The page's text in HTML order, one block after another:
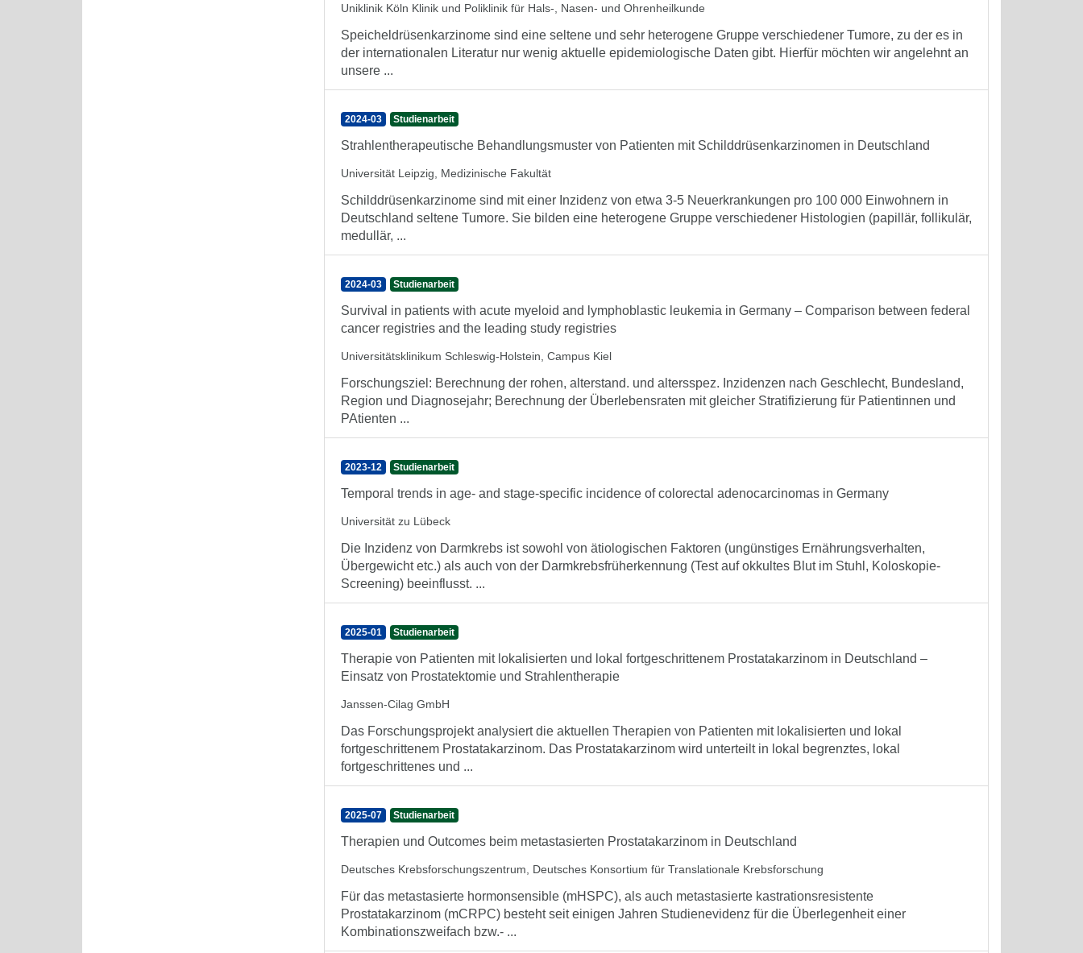
Uniklinik Köln Klinik und Poliklinik für Hals-, Nasen- und Ohrenheilkunde
Speicheldrüsenkarzinome sind eine seltene und sehr heterogene Gruppe verschiedener Tumore, zu der es in
der internationalen Literatur nur wenig aktuelle epidemiologische Daten gibt. Hierfür möchten wir angelehnt an
unsere ...
2024-03 Studienarbeit
Strahlentherapeutische Behandlungsmuster von Patienten mit Schilddrüsenkarzinomen in Deutschland
Universität Leipzig, Medizinische Fakultät
Schilddrüsenkarzinome sind mit einer Inzidenz von etwa 3-5 Neuerkrankungen pro 100 000 Einwohnern in
Deutschland seltene Tumore. Sie bilden eine heterogene Gruppe verschiedener Histologien (papillär, follikulär,
medullär, ...
2024-03 Studienarbeit
Survival in patients with acute myeloid and lymphoblastic leukemia in Germany – Comparison between federal
cancer registries and the leading study registries
Universitätsklinikum Schleswig-Holstein, Campus Kiel
Forschungsziel: Berechnung der rohen, alterstand. und altersspez. Inzidenzen nach Geschlecht, Bundesland,
Region und Diagnosejahr; Berechnung der Überlebensraten mit gleicher Stratifizierung für Patientinnen und
PAtienten ...
2023-12 Studienarbeit
Temporal trends in age- and stage-specific incidence of colorectal adenocarcinomas in Germany
Universität zu Lübeck
Die Inzidenz von Darmkrebs ist sowohl von ätiologischen Faktoren (ungünstiges Ernährungsverhalten,
Übergewicht etc.) als auch von der Darmkrebsfrüherkennung (Test auf okkultes Blut im Stuhl, Koloskopie-
Screening) beeinflusst. ...
2025-01 Studienarbeit
Therapie von Patienten mit lokalisierten und lokal fortgeschrittenem Prostatakarzinom in Deutschland –
Einsatz von Prostatektomie und Strahlentherapie
Janssen-Cilag GmbH
Das Forschungsprojekt analysiert die aktuellen Therapien von Patienten mit lokalisierten und lokal
fortgeschrittenem Prostatakarzinom. Das Prostatakarzinom wird unterteilt in lokal begrenztes, lokal
fortgeschrittenes und ...
2025-07 Studienarbeit
Therapien und Outcomes beim metastasierten Prostatakarzinom in Deutschland
Deutsches Krebsforschungszentrum, Deutsches Konsortium für Translationale Krebsforschung
Für das metastasierte hormonsensible (mHSPC), als auch metastasierte kastrationsresistente
Prostatakarzinom (mCRPC) besteht seit einigen Jahren Studienevidenz für die Überlegenheit einer
Kombinationszweifach bzw.- ...